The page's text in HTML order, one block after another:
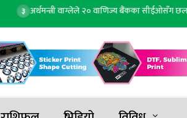
अर्थमन्त्री वाग्लेले २० वाणिज्य बैंकका सीईओसँग छलफल गर्दै